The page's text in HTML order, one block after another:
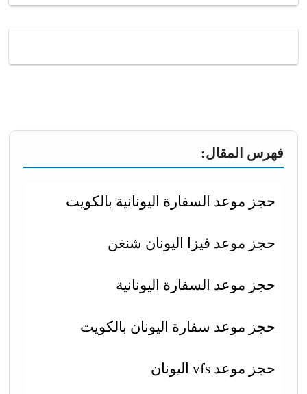
فهرس المقال:
حجز موعد السفارة اليونانية بالكويت
حجز موعد فيزا اليونان شنغن
حجز موعد السفارة اليونانية
حجز موعد سفارة اليونان بالكويت
حجز موعد vfs اليونان